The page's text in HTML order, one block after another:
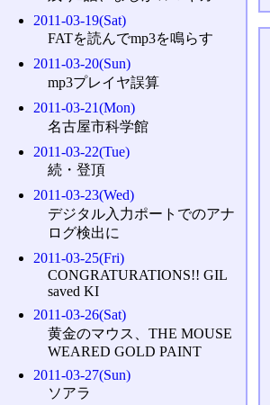
2011-03-19(Sat)
FATを読んでmp3を鳴らす
2011-03-20(Sun)
mp3プレイヤ誤算
2011-03-21(Mon)
名古屋市科学館
2011-03-22(Tue)
続・登頂
2011-03-23(Wed)
デジタル入力ポートでのアナ
ログ検出に
2011-03-25(Fri)
CONGRATURATIONS!! GIL
saved KI
2011-03-26(Sat)
黄金のマウス、THE MOUSE
WEARED GOLD PAINT
2011-03-27(Sun)
ソアラ